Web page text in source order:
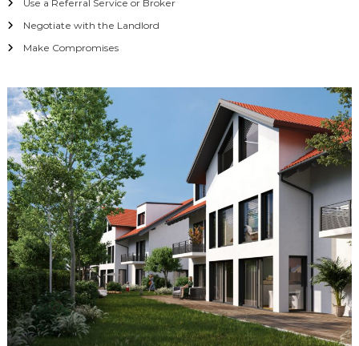
Use a Referral Service or Broker
Negotiate with the Landlord
Make Compromises